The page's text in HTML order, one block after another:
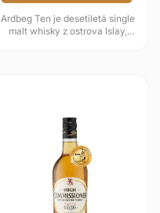
Ardbeg Ten je desetiletá single
malt whisky z ostrova Islay,